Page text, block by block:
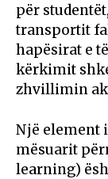
për
transportit
hapësirat e
kërkimit
zhvillimin
Një element
mësuarit
learning)